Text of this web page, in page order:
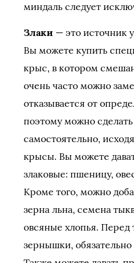
миндаль следует
Злаки — это источник
Вы можете купить
крыс, в котором
очень часто можно
отказывается от
поэтому можно
самостоятельно,
крысы. Вы можете
злаковые: пшеницу,
Кроме того, можно
зерна льна, семена
овсяные хлопья. Перед
зернышки,